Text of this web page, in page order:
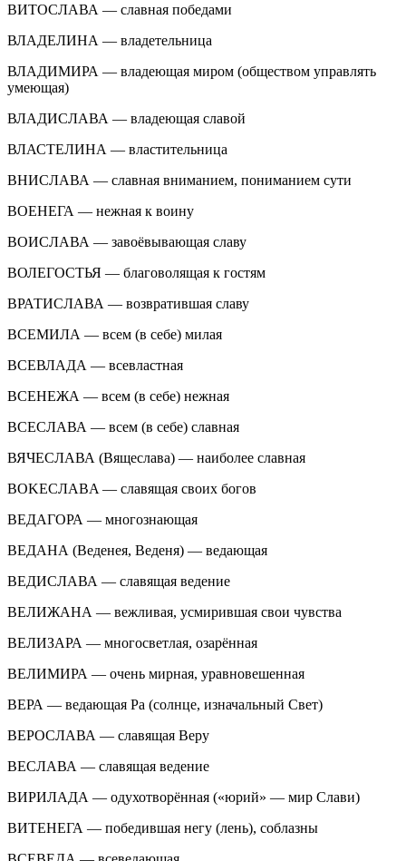
ВИТОСЛАВА — славная победами
ВЛАДЕЛИНА — владетельница
ВЛАДИМИРА — владеющая миром (обществом управлять
умеющая)
ВЛАДИСЛАВА — владеющая славой
ВЛАСТЕЛИНА — властительница
ВНИСЛАВА — славная вниманием, пониманием сути
ВОЕНЕГА — нежная к воину
ВОИСЛАВА — завоёвывающая славу
ВОЛЕГОСТЬЯ — благоволящая к гостям
ВРАТИСЛАВА — возвратившая славу
ВСЕМИЛА — всем (в себе) милая
ВСЕВЛАДА — всевластная
ВСЕНЕЖА — всем (в себе) нежная
ВСЕСЛАВА — всем (в себе) славная
ВЯЧЕСЛАВА (Вящеслава) — наиболее славная
BOKECЛABA — славящая своих богов
ВЕДАГОРА — многознающая
ВЕДАНА (Веденея, Веденя) — ведающая
ВЕДИСЛАВА — славящая ведение
ВЕЛИЖАНА — вежливая, усмирившая свои чувства
ВЕЛИЗАРА — многосветлая, озарённая
ВЕЛИМИРА — очень мирная, уравновешенная
ВЕРА — ведающая Ра (солнце, изначальный Свет)
ВЕРОСЛАВА — славящая Веру
ВЕСЛАВА — славящая ведение
ВИРИЛАДА — одухотворённая («юрий» — мир Слави)
ВИТЕНЕГА — победившая негу (лень), соблазны